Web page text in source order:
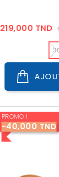
219,000 TND
PROMO !
-40,000 TND